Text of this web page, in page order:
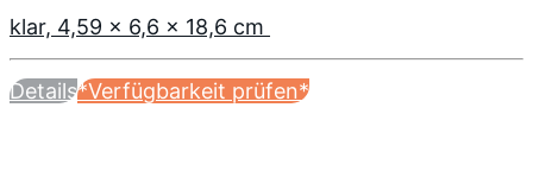
klar, 4,59 x 6,6 x 18,6 cm
Details*Verfügbarkeit prüfen*